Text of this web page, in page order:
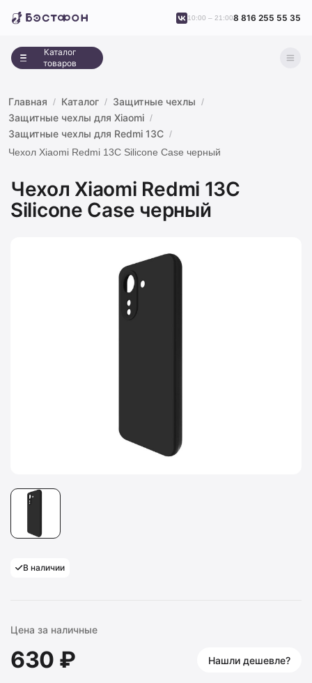
Каталог
товаров
10:00 – 21:008 816 255 55 35
Главная Каталог
Защитные чехлы
Защитные чехлы для Xiaomi
Защитные чехлы для Redmi 13C
Чехол Xiaomi Redmi 13C Silicone Case черный
Чехол Xiaomi Redmi 13C
Silicone Case черный
В наличии
Цена за наличные
630 ₽ Нашли дешевле?